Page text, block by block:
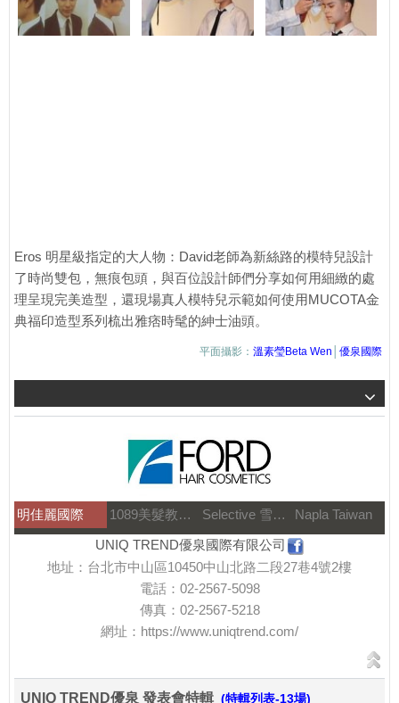
Eros 明星級指定的大人物：David老師為新絲路的模特兒設計
了時尚雙包，無痕包頭，與百位設計師們分享如何用細緻的處
理呈現完美造型，還現場真人模特兒示範如何使用MUCOTA金
典福印造型系列梳出雅痞時髦的紳士油頭。
平面攝影： 溫素瑩Beta Wen 優泉國際
明佳麗國際 1089美髮教育團隊 Selective 雪樂媞
Napla Taiwan
UNIQ TREND優泉國際有限公司
地址：台北市中山區10450中山北路二段27巷4號2樓
電話：02-2567-5098
傳真：02-2567-5218
網址： https://www.uniqtrend.com/
UNIQ TREND優泉 發表會特輯 (特輯列表-13場)